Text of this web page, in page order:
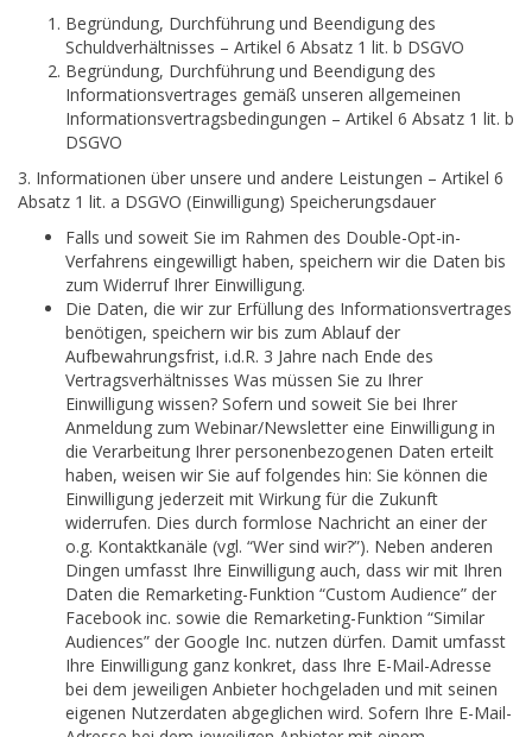
Begründung, Durchführung und Beendigung des
Schuldverhältnisses – Artikel 6 Absatz 1 lit. b DSGVO
Begründung, Durchführung und Beendigung des
Informationsvertrages gemäß unseren allgemeinen
Informationsvertragsbedingungen – Artikel 6 Absatz 1 lit. b
DSGVO
3. Informationen über unsere und andere Leistungen – Artikel 6
Absatz 1 lit. a DSGVO (Einwilligung) Speicherungsdauer
Falls und soweit Sie im Rahmen des Double-Opt-in-
Verfahrens eingewilligt haben, speichern wir die Daten bis
zum Widerruf Ihrer Einwilligung.
Die Daten, die wir zur Erfüllung des Informationsvertrages
benötigen, speichern wir bis zum Ablauf der
Aufbewahrungsfrist, i.d.R. 3 Jahre nach Ende des
Vertragsverhältnisses Was müssen Sie zu Ihrer
Einwilligung wissen? Sofern und soweit Sie bei Ihrer
Anmeldung zum Webinar/Newsletter eine Einwilligung in
die Verarbeitung Ihrer personenbezogenen Daten erteilt
haben, weisen wir Sie auf folgendes hin: Sie können die
Einwilligung jederzeit mit Wirkung für die Zukunft
widerrufen. Dies durch formlose Nachricht an einer der
o.g. Kontaktkanäle (vgl. “Wer sind wir?”). Neben anderen
Dingen umfasst Ihre Einwilligung auch, dass wir mit Ihren
Daten die Remarketing-Funktion “Custom Audience” der
Facebook inc. sowie die Remarketing-Funktion “Similar
Audiences” der Google Inc. nutzen dürfen. Damit umfasst
Ihre Einwilligung ganz konkret, dass Ihre E-Mail-Adresse
bei dem jeweiligen Anbieter hochgeladen und mit seinen
eigenen Nutzerdaten abgeglichen wird. Sofern Ihre E-Mail-